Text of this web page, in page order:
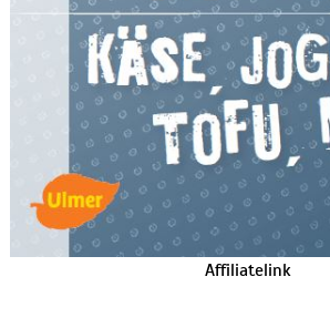
Affiliatelink